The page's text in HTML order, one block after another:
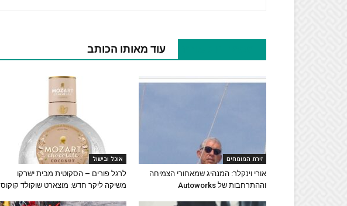
עוד מאותו הכותב
זירת המומחים
אורי וינקלר: המנהיג שמאחורי הצמיחה
וההתרחבות של Autoworks
אוכל ובישול
לרגל פורים – הסקוטית מבית ישרקו
משיקה ליקר חדש: מוצארט שוקולד קוקוס